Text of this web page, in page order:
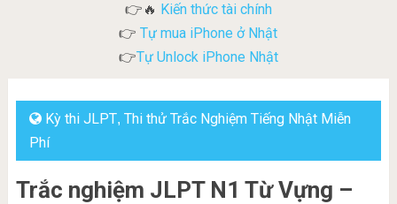
👉🔥 Kiến thức tài chính
👉 Tự mua iPhone ở Nhật
👉Tự Unlock iPhone Nhật
Kỳ thi JLPT, Thi thử Trắc Nghiệm Tiếng Nhật Miễn
Phí
Trắc nghiệm JLPT N1 Từ Vựng –